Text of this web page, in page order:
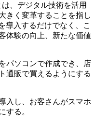
は、デジタル技術を活用
きく変革することを指し
導入するだけでなく、こ
体験の向上、新たな価値
パソコンで作成でき、店
通販で買えるようにする
入し、お客さんがスマホ
する。